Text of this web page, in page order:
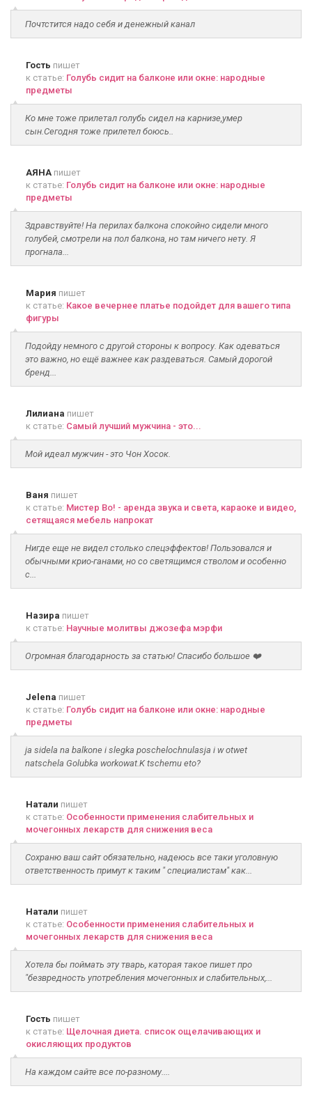
Почтстится надо себя и денежный канал
Гость пишет
к статье: Голубь сидит на балконе или окне: народные
предметы
Ко мне тоже прилетал голубь сидел на карнизе,умер
сын.Сегодня тоже прилетел боюсь..
АЯНА пишет
к статье: Голубь сидит на балконе или окне: народные
предметы
Здравствуйте! На перилах балкона спокойно сидели много
голубей, смотрели на пол балкона, но там ничего нету. Я
прогнала...
Мария пишет
к статье: Какое вечернее платье подойдет для вашего типа
фигуры
Подойду немного с другой стороны к вопросу. Как одеваться
это важно, но ещё важнее как раздеваться. Самый дорогой
бренд...
Лилиана пишет
к статье: Самый лучший мужчина - это...
Мой идеал мужчин - это Чон Хосок.
Ваня пишет
к статье: Мистер Во! - аренда звука и света, караоке и видео,
сетящаяся мебель напрокат
Нигде еще не видел столько спецэффектов! Пользовался и
обычными крио-ганами, но со светящимся стволом и особенно
с...
Назира пишет
к статье: Научные молитвы джозефа мэрфи
Огромная благодарность за статью! Спасибо большое ❤️
Jelena пишет
к статье: Голубь сидит на балконе или окне: народные
предметы
ja sidela na balkone i slegka poschelochnulasja i w otwet
natschela Golubka workowat.K tschemu eto?
Натали пишет
к статье: Особенности применения слабительных и
мочегонных лекарств для снижения веса
Сохраню ваш сайт обязательно, надеюсь все таки уголовную
ответственность примут к таким " специалистам" как...
Натали пишет
к статье: Особенности применения слабительных и
мочегонных лекарств для снижения веса
Хотела бы поймать эту тварь, каторая такое пишет про
"безвредность употребления мочегонных и слабительных,...
Гость пишет
к статье: Щелочная диета. список ощелачивающих и
окисляющих продуктов
На каждом сайте все по-разному....